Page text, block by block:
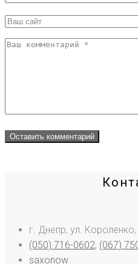
г. Днепр, ул.
(050) 716-0602; (067)
saxonow